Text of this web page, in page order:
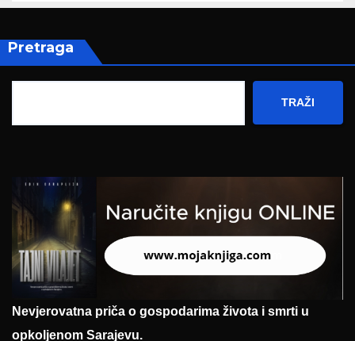
Pretraga
TRAŽI
Nevjerovatna priča o gospodarima života i smrti u
opkoljenom Sarajevu.